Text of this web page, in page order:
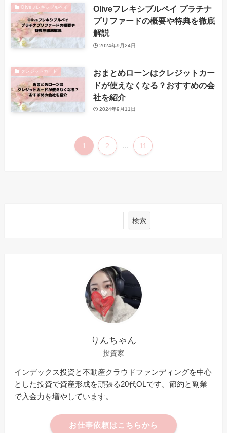
Oliveフレキシブルペイ
Oliveフレキシブルペイ プラチナ
プリファードの概要や特典を徹底
解説
2024年9月24日
クレジットカード
おまとめローンはクレジットカー
ドが使えなくなる？おすすめの会
社を紹介
2024年9月11日
1 2 ... 11
検索
りんちゃん
投資家
インデックス投資と不動産クラウドファンディングを中心
とした投資で資産形成を頑張る20代OLです。節約と副業
で入金力を増やしています。
お仕事依頼はこちらから